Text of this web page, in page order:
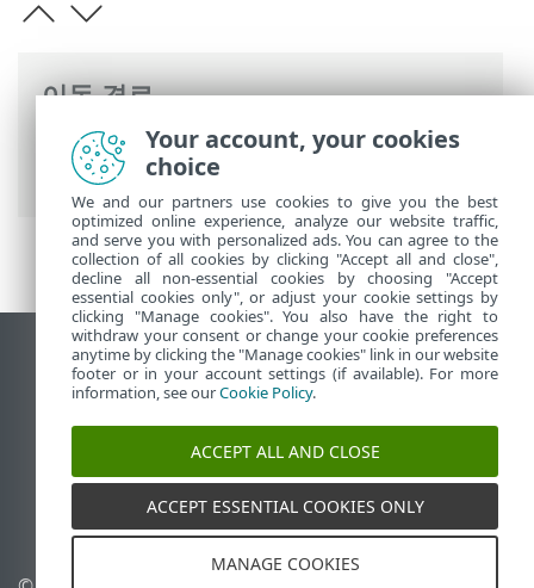
이동 경로
ESET 온라인 도움말>ESET Mail Security>
개요> 메일 흐름
데스크톱 사이트 보기
End of Life
ESET 지식 베이스
ESET Status Portal
국가별 지원
Your account, your cookies
choice
We and our partners use cookies to give you the best
optimized online experience, analyze our website traffic,
and serve you with personalized ads. You can agree to the
collection of all cookies by clicking "Accept all and close",
decline all non-essential cookies by choosing "Accept
essential cookies only", or adjust your cookie settings by
clicking "Manage cookies". You also have the right to
withdraw your consent or change your cookie preferences
anytime by clicking the "Manage cookies" link in our website
footer or in your account settings (if available). For more
information, see ourCookie Policy.
ACCEPT ALL AND CLOSE
ACCEPT ESSENTIAL COOKIES ONLY
MANAGE COOKIES